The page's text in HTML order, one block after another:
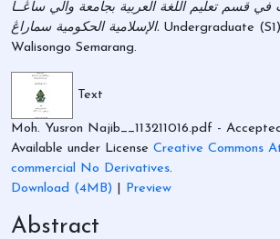
في قسم تعليم اللغة العربية بجامعة والي ساڠــا
الإسلامية الحكومية سماراڠ. Undergraduate
Walisongo Semarang.
Text
Moh. Yusron Najib__113211016.pdf -
Available under License Creative Commons
commercial No Derivatives.
Download (4MB)
Preview
Abstract